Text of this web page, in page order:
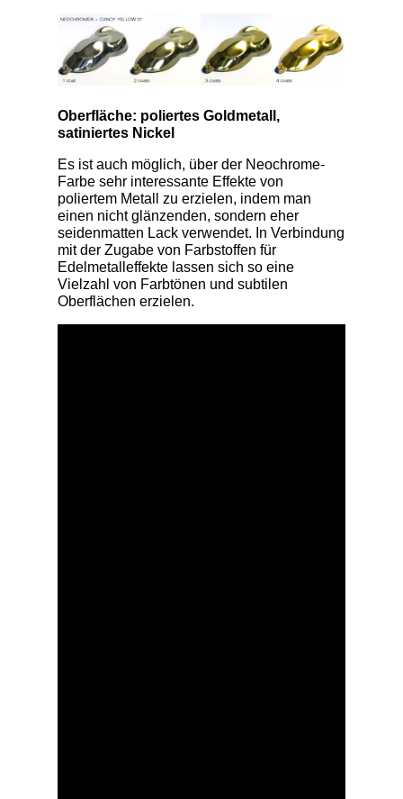
Oberfläche: poliertes Goldmetall,
satiniertes Nickel
Es ist auch möglich, über der Neochrome-
Farbe sehr interessante Effekte von
poliertem Metall zu erzielen, indem man
einen nicht glänzenden, sondern eher
seidenmatten Lack verwendet. In Verbindung
mit der Zugabe von Farbstoffen für
Edelmetalleffekte lassen sich so eine
Vielzahl von Farbtönen und subtilen
Oberflächen erzielen.